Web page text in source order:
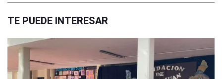
TE PUEDE INTERESAR